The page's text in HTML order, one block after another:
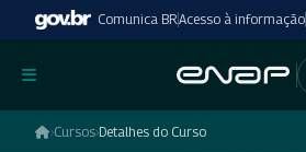
Comunica BRAcesso à informação
›Cursos›Detalhes do Curso